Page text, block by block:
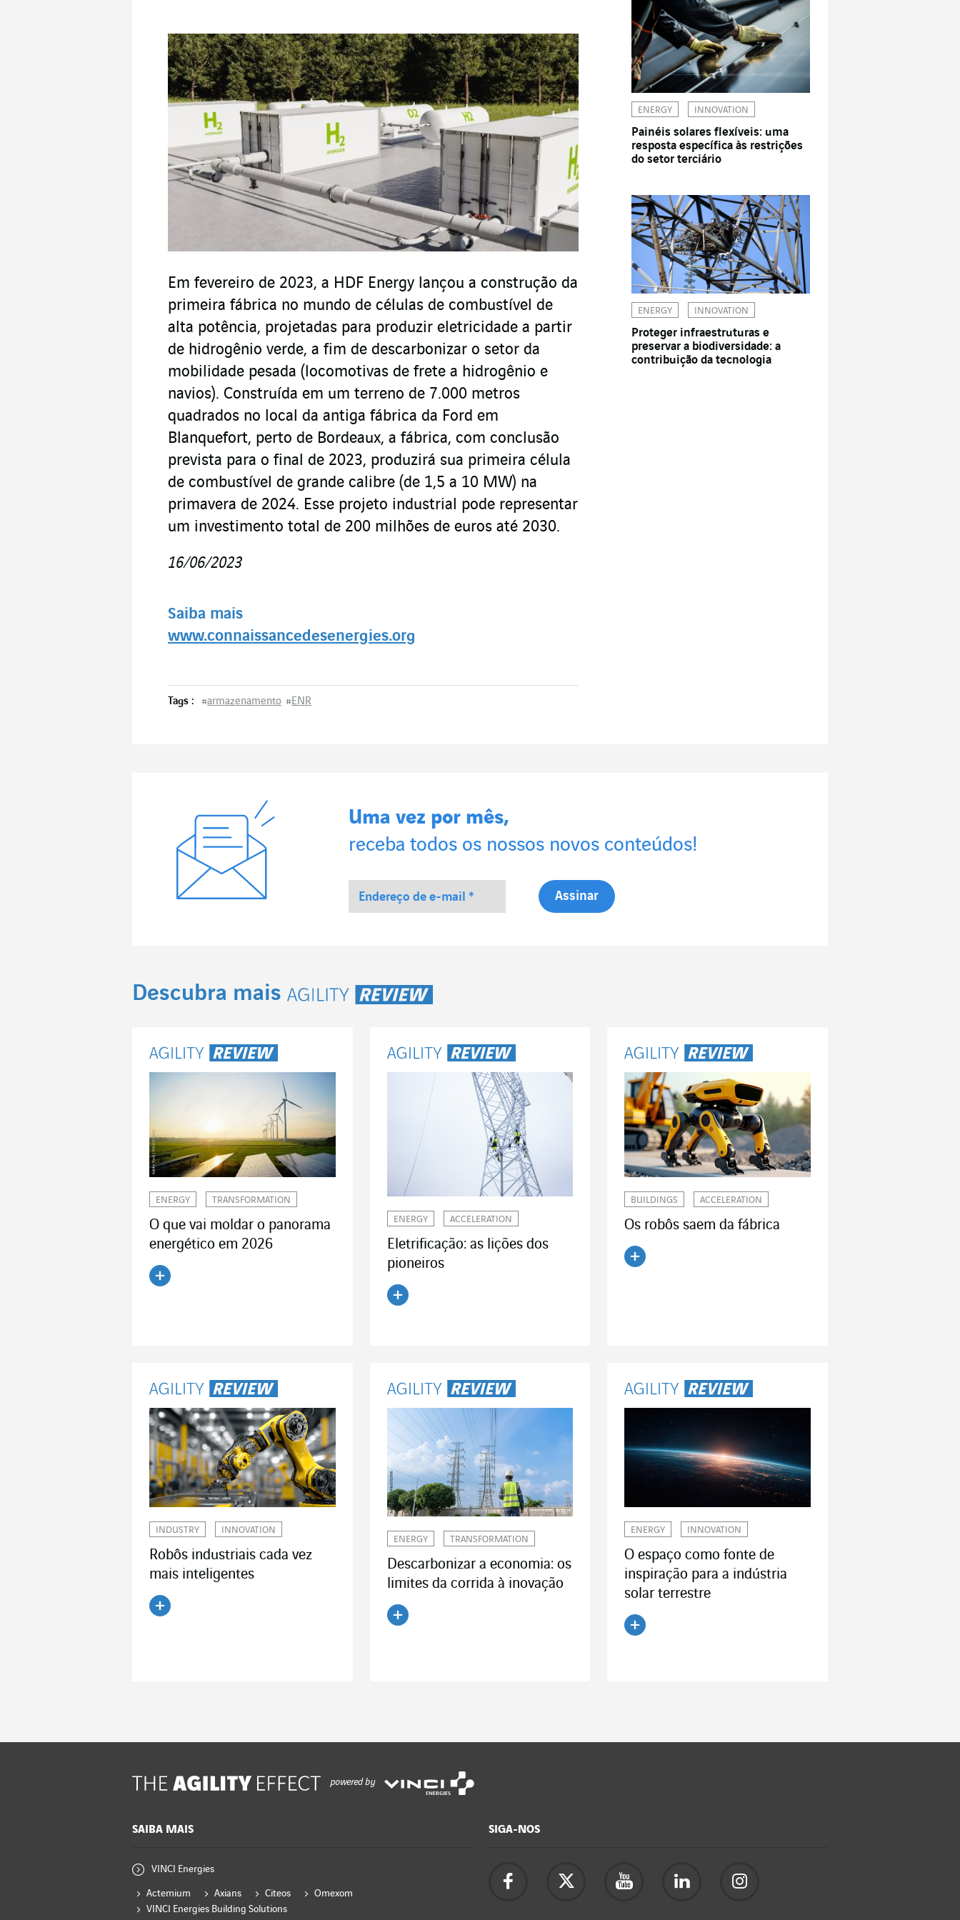
Em fevereiro de 2023, a HDF Energy lançou a construção da
primeira fábrica no mundo de células de combustível de
alta potência, projetadas para produzir eletricidade a partir
de hidrogênio verde, a fim de descarbonizar o setor da
mobilidade pesada (locomotivas de frete a hidrogênio e
navios). Construída em um terreno de 7.000 metros
quadrados no local da antiga fábrica da Ford em
Blanquefort, perto de Bordeaux, a fábrica, com conclusão
prevista para o final de 2023, produzirá sua primeira célula
de combustível de grande calibre (de 1,5 a 10 MW) na
primavera de 2024. Esse projeto industrial pode representar
um investimento total de 200 milhões de euros até 2030.
16/06/2023
Saiba mais
www.connaissancedesenergies.org
Tags : #armazenamento #ENR
ENERGY INNOVATION
Painéis solares flexíveis: uma
resposta específica às restrições
do setor terciário
ENERGY INNOVATION
Proteger infraestruturas e
preservar a biodiversidade: a
contribuição da tecnologia
Uma vez por mês,
receba todos os nossos novos conteúdos!
Descubra mais
ENERGY TRANSFORMATION
O que vai moldar o panorama
energético em 2026
ENERGY ACCELERATION
Eletrificação: as lições dos
pioneiros
BUILDINGS ACCELERATION
Os robôs saem da fábrica
INDUSTRY INNOVATION
Robôs industriais cada vez
mais inteligentes
ENERGY TRANSFORMATION
Descarbonizar a economia: os
limites da corrida à inovação
ENERGY INNOVATION
O espaço como fonte de
inspiração para a indústria
solar terrestre
powered by
SAIBA MAIS
VINCI Energies
Actemium Axians Citeos
Omexom
VINCI Energies Building Solutions
SIGA-NOS